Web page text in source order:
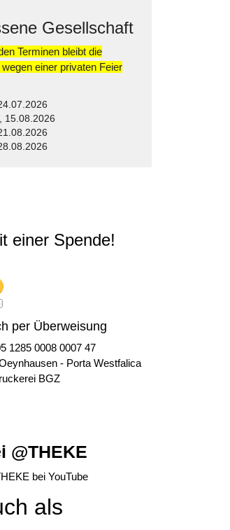
Gesellschaft
Terminen bleibt die
einer privaten Feier
15.08.2026
einer Spende!
per Überweisung
1285 0008 0007 47
- Porta Westfalica
BGZ
@THEKE
als